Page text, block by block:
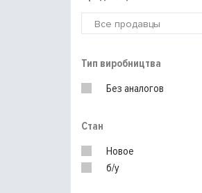
Тип виробництва
Без аналогов
Стан
Новое
б/у